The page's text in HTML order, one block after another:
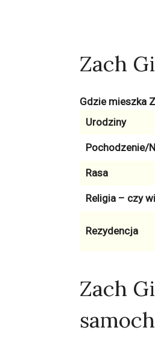
Zach
Gdzie mieszka
Urodziny
Pochodzenie/
Rasa
Religia – czy
Rezydencja
Zach